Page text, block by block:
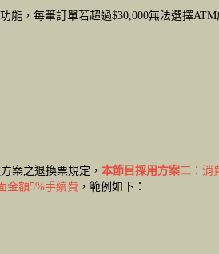
，每筆訂單若超過$30,000無法選擇
案之退換票規定， 本節目採用方案二 ：
金額5%手續費 ，範例如下：